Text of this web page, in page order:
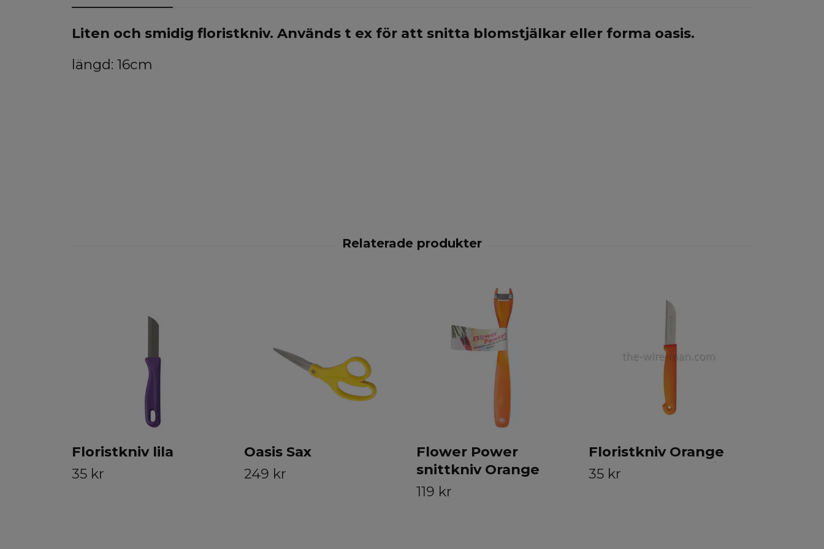
Liten och smidig floristkniv. Används t ex för att snitta blomstjälkar eller forma oasis.
längd: 16cm
Floristkniv lila
35 kr
Oasis Sax
249 kr
Flower Power
snittkniv Orange
119 kr
Floristkniv Orange
35 kr